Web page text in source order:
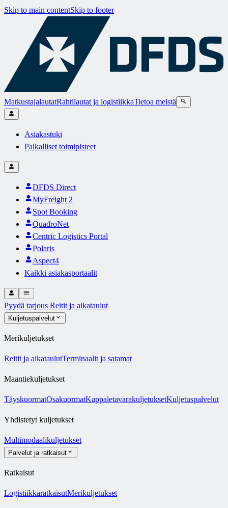
Skip to main contentSkip to footer
MatkustajalautatRahtilautat ja logistiikkaTietoa meistä
Asiakastuki
Paikalliset toimipisteet
DFDS Direct
MyFreight 2
Spot Booking
QuadroNet
Centric Logistics Portal
Polaris
Aspect4
Kaikki asiakasportaalit
Pyydä tarjous Reitit ja aikataulut
Kuljetuspalvelut
Merikuljetukset
Reitit ja aikataulutTerminaalit ja satamat
Maantiekuljetukset
TäyskuormatOsakuormatKappaletavarakuljetuksetKuljetuspalvelut
Yhdistetyt kuljetukset
Multimodaalikuljetukset
Palvelut ja ratkaisut
Ratkaisut
LogistiikkaratkaisutMerikuljetukset